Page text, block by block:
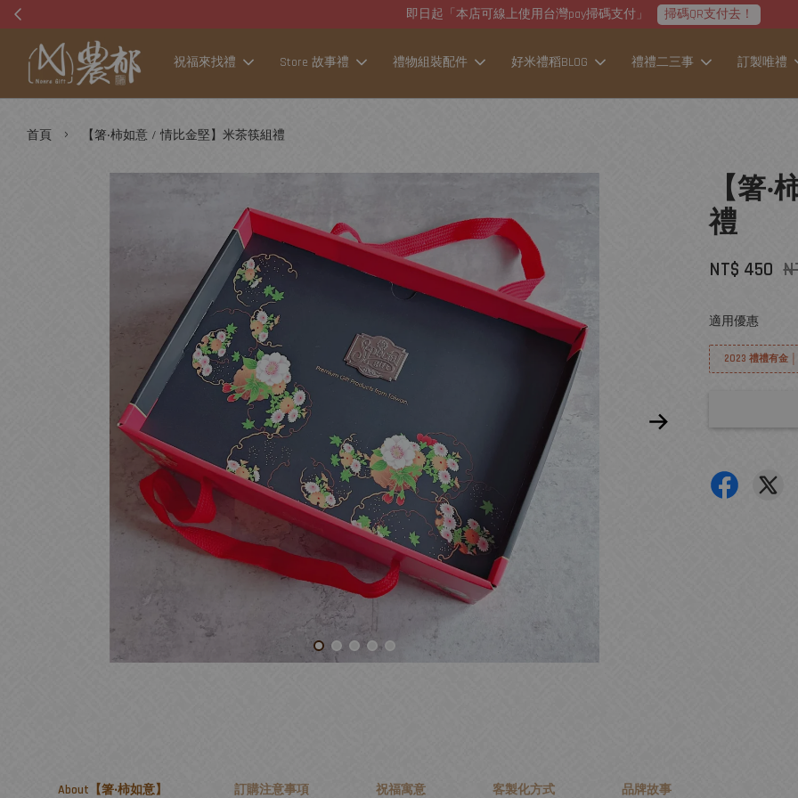
即日起「本店可線上使用台灣pay掃碼支付」 掃碼QR支付去！
祝福來找禮 Store 故事禮 禮物組裝配件 好米禮稻BLOG 禮禮二三事 訂製唯禮
首頁 › 【箸‧柿如意 / 情比金堅】米茶筷組禮
【箸
禮
NT$ 450
適用優惠
2023 禮禮有金
About【箸‧柿如意】 訂購注意事項 祝福寓意 客製化方式 品牌故事